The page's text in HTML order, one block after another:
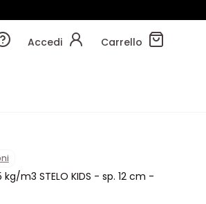
Accedi Carrello
m3 STELO KIDS - sp. 12 cm -